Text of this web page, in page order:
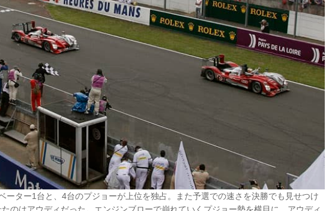
ーター1台と、4台のプジョーが上位を独占。また予選での速さを決勝でも見せつけ